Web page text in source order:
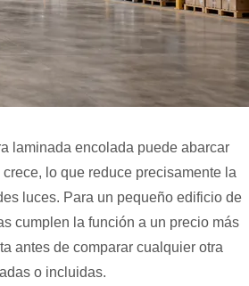
laminada encolada puede abarcar
lo que reduce precisamente la
luces. Para un pequeño edificio de
cumplen la función a un precio más
antes de comparar cualquier otra
o incluidas.